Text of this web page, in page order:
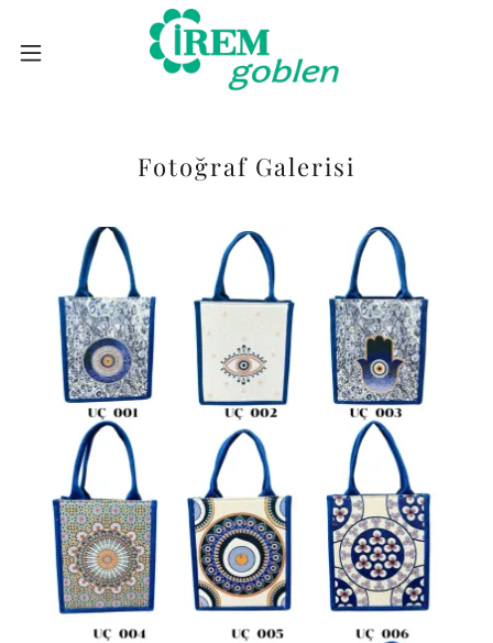
Fotoğraf Galerisi